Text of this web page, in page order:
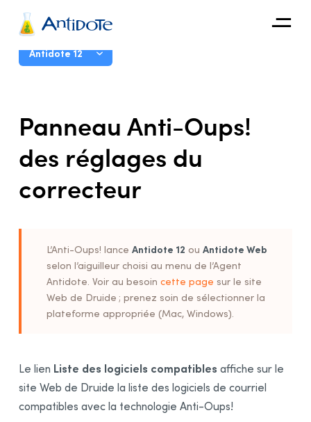
Antidote
Intégrations
Guide d’utilisation
Antidote 12
Correcteur
Dictionnaires
Guides linguistiques
Correction Express
Réglages
Pourquoi ajuster les réglages?
Ajustement des réglages
Jeux de réglages personnels
Partage des jeux dans une organisation
Réglages d’interface
Panneau Anti-Oups!
des réglages du
correcteur
L’Anti-Oups! lance Antidote 12 ou Antidote Web
selon l’aiguilleur choisi au menu de l’Agent
Antidote. Voir au besoin cette page sur le site
Web de Druide ; prenez soin de sélectionner la
plateforme appropriée (Mac, Windows).
Le lien Liste des logiciels compatibles affiche sur le
site Web de Druide la liste des logiciels de courriel
compatibles avec la technologie Anti-Oups!